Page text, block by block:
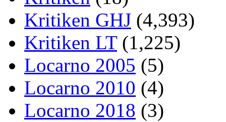
Kritiken GHJ (4,393)
Kritiken LT(1,225)
Locarno 2005 (5)
Locarno 2010 (4)
Locarno 2018 (3)